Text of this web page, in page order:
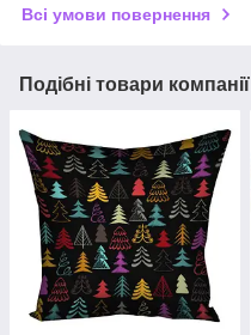
Всі умови повернення
Подібні товари компанії